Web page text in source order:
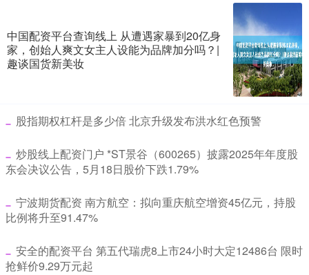
中国配资平台查询线上 从遭遇家暴到20亿身
家，创始人爽文女主人设能为品牌加分吗？|
趣谈国货新美妆
​股指期权杠杆是多少倍 北京升级发布洪水红色预警
​炒股线上配资门户 *ST景谷（600265）披露2025年年度股
东会决议公告，5月18日股价下跌1.79%
​宁波期货配资 南方航空：拟向重庆航空增资45亿元，持股
比例将升至91.47%
​安全的配资平台 第五代瑞虎8上市24小时大定12486台 限时
抢鲜价9.29万元起